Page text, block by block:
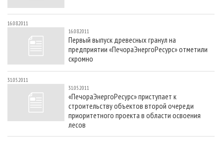
16.08.2011
16.08.2011
Первый выпуск древесных гранул на
предприятии «ПечораЭнергоРесурс» отметили
скромно
31.05.2011
31.05.2011
«ПечораЭнергоРесурс» приступает к
строительству объектов второй очереди
приоритетного проекта в области освоения
лесов